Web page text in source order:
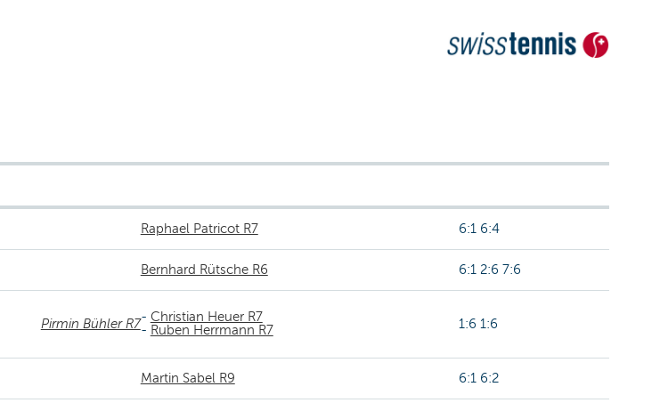
Raphael Patricot R7 6:1 6:4
Bernhard Rütsche R6 6:1 2:6 7:6
Pirmin Bühler R7- Christian Heuer R7
- Ruben Herrmann R7 1:6 1:6
Martin Sabel R9 6:1 6:2